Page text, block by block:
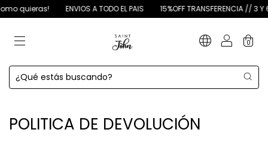
quieras! ENVIOS A TODO EL PAIS 15%OFF TRANSFERENCIA // 3
0
POLITICA DE DEVOLUCIÓN